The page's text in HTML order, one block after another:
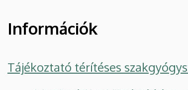
Információk
Tájékoztató térítéses